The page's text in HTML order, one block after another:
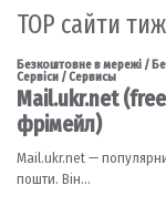
TOP сайти